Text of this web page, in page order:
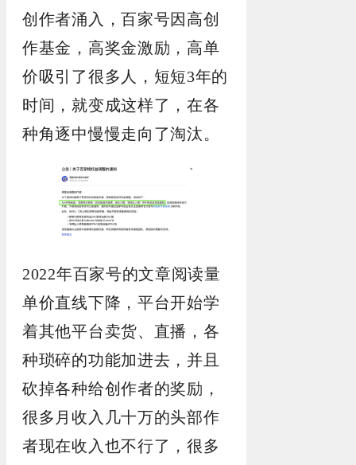
创作者涌入，百家号因高创
作基金，高奖金激励，高单
价吸引了很多人，短短3年的
时间，就变成这样了，在各
种角逐中慢慢走向了淘汰。
2022年百家号的文章阅读量
单价直线下降，平台开始学
着其他平台卖货、直播，各
种琐碎的功能加进去，并且
砍掉各种给创作者的奖励，
很多月收入几十万的头部作
者现在收入也不行了，很多